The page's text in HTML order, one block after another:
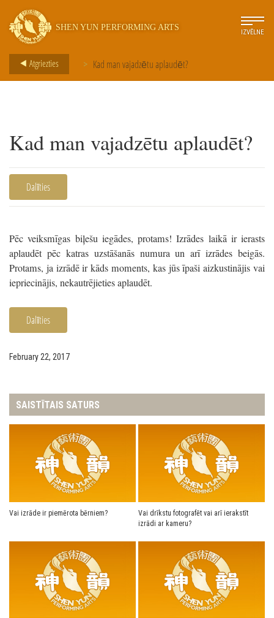
SHEN YUN PERFORMING ARTS
IZVĒLNE
Atgriezties > Kad man vajadzētu aplaudēt?
Kad man vajadzētu aplaudēt?
Dalīties
Pēc veiksmīgas biļešu iegādes, protams! Izrādes laikā ir ierasts
aplaudēt pēc katras uzstāšanās numura un arī izrādes beigās.
Protams, ja izrādē ir kāds moments, kas jūs īpaši aizkustinājis vai
iepriecinājis, nekautrējieties aplaudēt.
Dalīties
February 22, 2017
SAISTĪTAIS SATURS
Vai izrāde ir piemērota bērniem?
Vai drīkstu fotografēt vai arī ierakstīt
izrādi ar kameru?